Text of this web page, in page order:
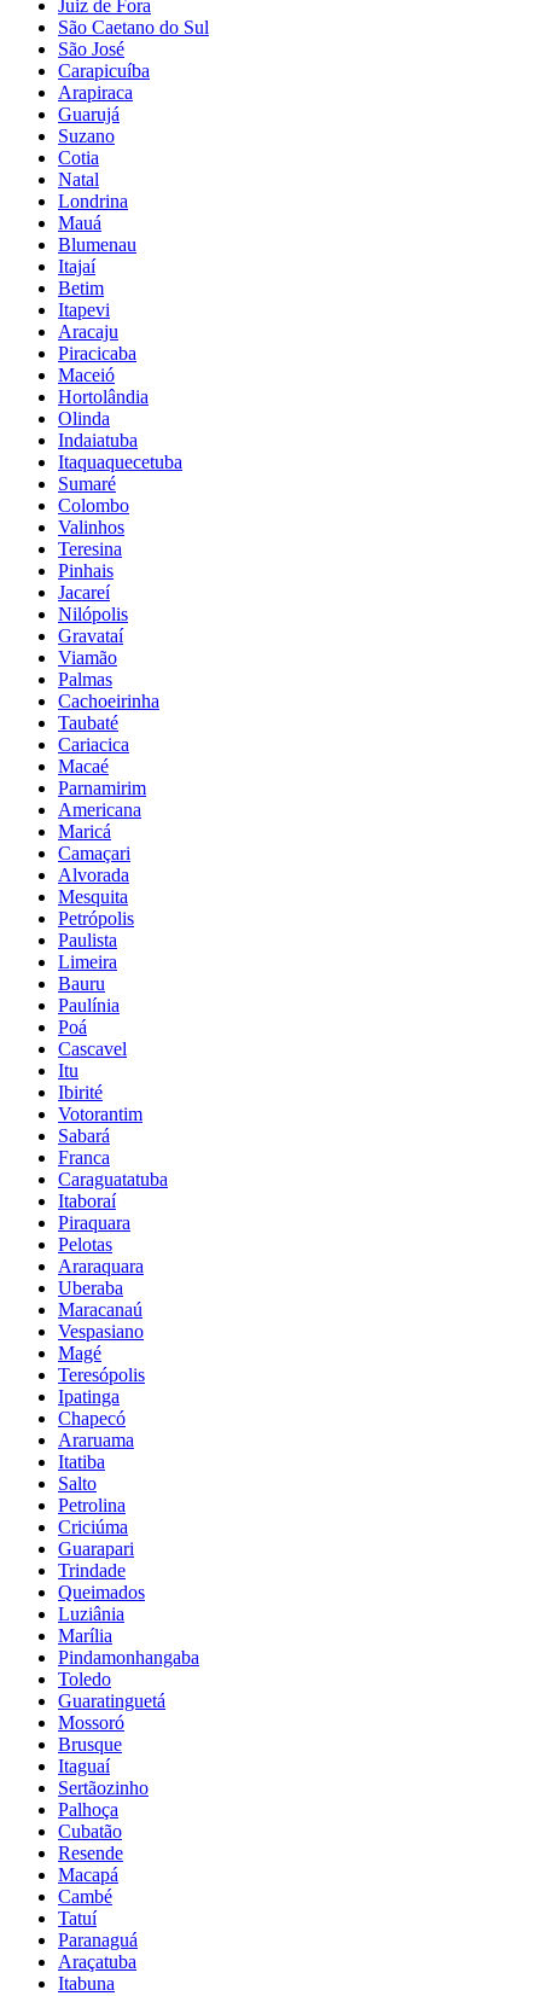
Juiz de Fora
São Caetano do Sul
São José
Carapicuíba
Arapiraca
Guarujá
Suzano
Cotia
Natal
Londrina
Mauá
Blumenau
Itajaí
Betim
Itapevi
Aracaju
Piracicaba
Maceió
Hortolândia
Olinda
Indaiatuba
Itaquaquecetuba
Sumaré
Colombo
Valinhos
Teresina
Pinhais
Jacareí
Nilópolis
Gravataí
Viamão
Palmas
Cachoeirinha
Taubaté
Cariacica
Macaé
Parnamirim
Americana
Maricá
Camaçari
Alvorada
Mesquita
Petrópolis
Paulista
Limeira
Bauru
Paulínia
Poá
Cascavel
Itu
Ibirité
Votorantim
Sabará
Franca
Caraguatatuba
Itaboraí
Piraquara
Pelotas
Araraquara
Uberaba
Maracanaú
Vespasiano
Magé
Teresópolis
Ipatinga
Chapecó
Araruama
Itatiba
Salto
Petrolina
Criciúma
Guarapari
Trindade
Queimados
Luziânia
Marília
Pindamonhangaba
Toledo
Guaratinguetá
Mossoró
Brusque
Itaguaí
Sertãozinho
Palhoça
Cubatão
Resende
Macapá
Cambé
Tatuí
Paranaguá
Araçatuba
Itabuna